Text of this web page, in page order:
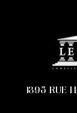
1395 RUE